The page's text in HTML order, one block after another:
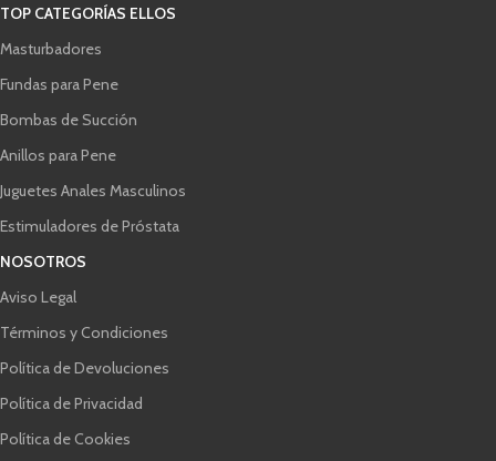
TOP CATEGORÍAS ELLOS
Masturbadores
Fundas para Pene
Bombas de Succión
Anillos para Pene
Juguetes Anales Masculinos
Estimuladores de Próstata
NOSOTROS
Aviso Legal
Términos y Condiciones
Política de Devoluciones
Política de Privacidad
Política de Cookies